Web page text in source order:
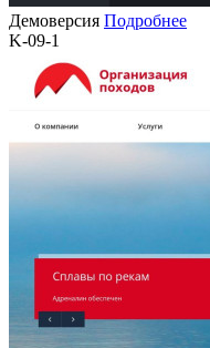
Демоверсия Подробнее
K-09-1